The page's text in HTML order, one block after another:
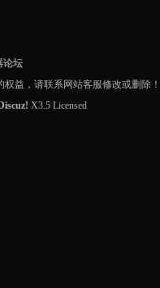
论坛
益，请联系网站客服修改或删除！
X3.5 Licensed